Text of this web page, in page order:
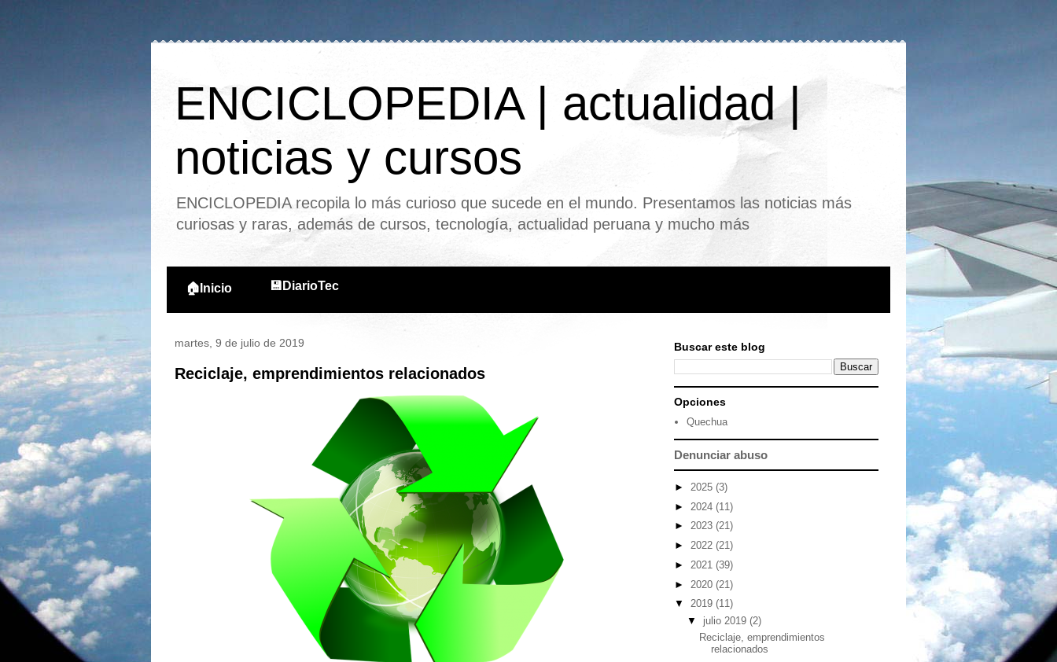
ENCICLOPEDIA | actualidad |
noticias y cursos
ENCICLOPEDIA recopila lo más curioso que sucede en el mundo. Presentamos las noticias más
curiosas y raras, además de cursos, tecnología, actualidad peruana y mucho más
🏠Inicio 💾DiarioTec
martes, 9 de julio de 2019
Reciclaje, emprendimientos relacionados
Buscar este blog
Opciones
Quechua
Denunciar abuso
► 2025 (3)
► 2024 (11)
► 2023 (21)
► 2022 (21)
► 2021 (39)
► 2020 (21)
▼ 2019 (11)
▼ julio 2019 (2)
Reciclaje, emprendimientos
relacionados